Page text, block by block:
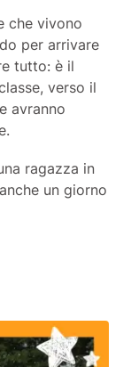
che vivono
per arrivare
tutto: è il
verso il
avranno
ragazza in
un giorno